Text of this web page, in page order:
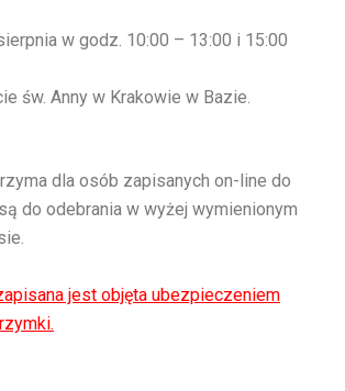
w godz. 10:00 – 13:00 i 15:00
św. Anny w Krakowie w Bazie.
dla osób zapisanych on-line do
do odebrania w wyżej wymienionym
jest objęta ubezpieczeniem